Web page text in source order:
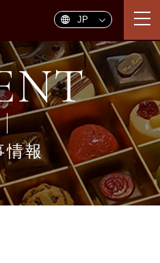
情報